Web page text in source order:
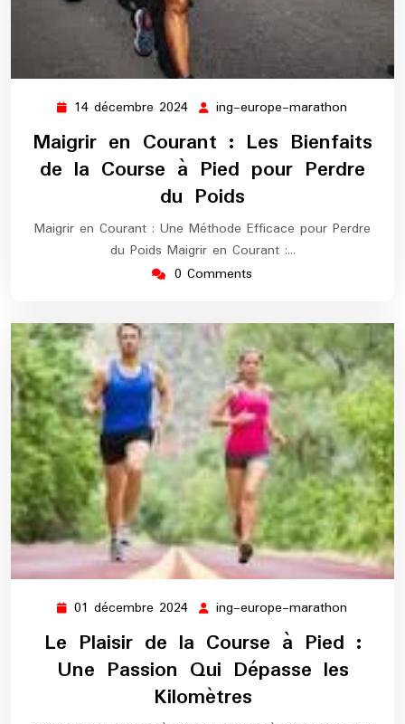
14 décembre 2024 14
décembre
2024
ing-europe-marathon
europe-
marathon
Maigrir en Courant : Les Bienfaits
de la Course à Pied pour Perdre
du Poids
Maigrir en Courant : Une Méthode Efficace pour Perdre
du Poids Maigrir en Courant :…
0 Comments
01 décembre 2024 01
décembre
2024
ing-europe-marathon
marathon
Le Plaisir de la Course à Pied :
Une Passion Qui Dépasse les
Kilomètres